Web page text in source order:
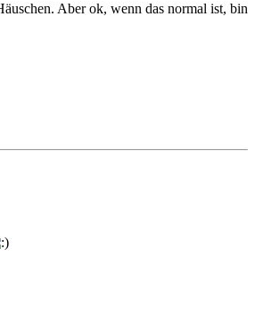
Aber ok, wenn das normal ist, bin